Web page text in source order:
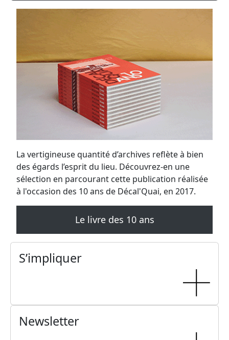
Choréoké
Vendredi, 20 octobre 2023 au samedi, 21 octobre
19H00 - 03H00